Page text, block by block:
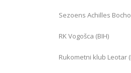
Sezoens Achilles
RK Vogošca (BIH)
Rukometni klub Leotar